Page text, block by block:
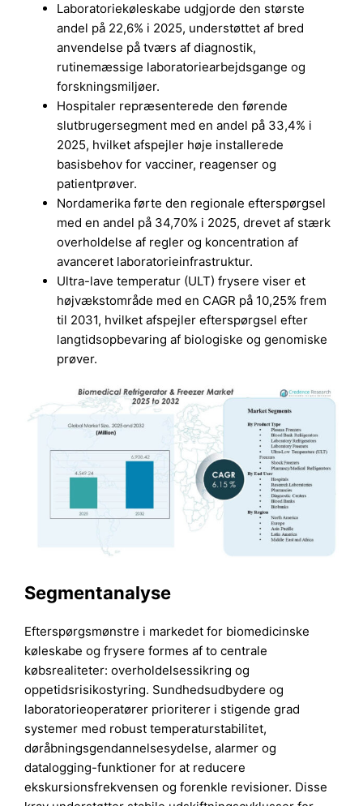
Laboratoriekøleskabe udgjorde den største
andel på 22,6% i 2025, understøttet af bred
anvendelse på tværs af diagnostik,
rutinemæssige laboratoriearbejdsgange og
forskningsmiljøer.
Hospitaler repræsenterede den førende
slutbrugersegment med en andel på 33,4% i
2025, hvilket afspejler høje installerede
basisbehov for vacciner, reagenser og
patientprøver.
Nordamerika førte den regionale efterspørgsel
med en andel på 34,70% i 2025, drevet af stærk
overholdelse af regler og koncentration af
avanceret laboratorieinfrastruktur.
Ultra-lave temperatur (ULT) frysere viser et
højvækstområde med en CAGR på 10,25% frem
til 2031, hvilket afspejler efterspørgsel efter
langtidsopbevaring af biologiske og genomiske
prøver.
Segmentanalyse
Efterspørgsmønstre i markedet for biomedicinske
køleskabe og frysere formes af to centrale
købsrealiteter: overholdelsessikring og
oppetidsrisikostyring. Sundhedsudbydere og
laboratorieoperatører prioriterer i stigende grad
systemer med robust temperaturstabilitet,
døråbningsgendannelsesydelse, alarmer og
datalogging-funktioner for at reducere
ekskursionsfrekvensen og forenkle revisioner. Disse